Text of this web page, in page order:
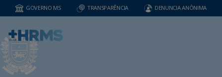
GOVERNO MS TRANSPARÊNCIA DENUNCIA ANÔNIMA